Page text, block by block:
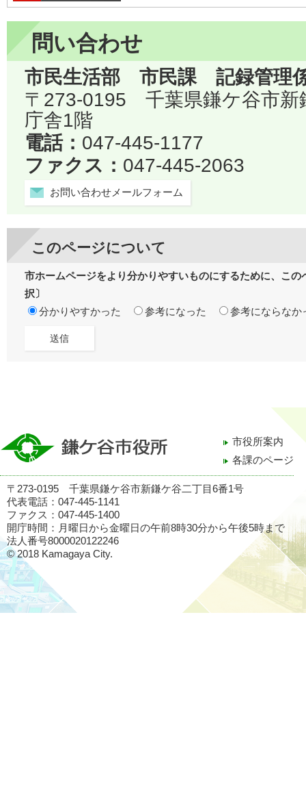
問い合わせ
市民生活部 市民課 記録管理
〒273-0195 千葉県鎌ケ谷市
庁舎1階
電話： 047-445-1177
ファクス： 047-445-2063
お問い合わせメールフォーム
このページについて
市ホームページをより分かりやすいものにするために、こ
択〕
分かりやすかった
参考になった 参考にならなか
市役所案内
各課のページ
〒273-0195 千葉県鎌ケ谷市新鎌ケ谷二丁目6番1号
代表電話：047-445-1141
ファクス：047-445-1400
開庁時間：月曜日から金曜日の午前8時30分から午後5時まで
法人番号8000020122246
© 2018 Kamagaya City.